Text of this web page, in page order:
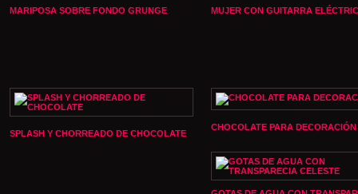
MARIPOSA SOBRE FONDO GRUNGE MUJER CON GUITARRA
SPLASH Y CHORREADO DE CHOCOLATE
CHOCOLATE PARA DECORACIÓN